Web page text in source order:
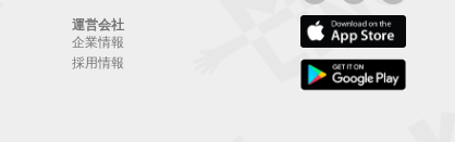
運営会社
企業情報
採用情報